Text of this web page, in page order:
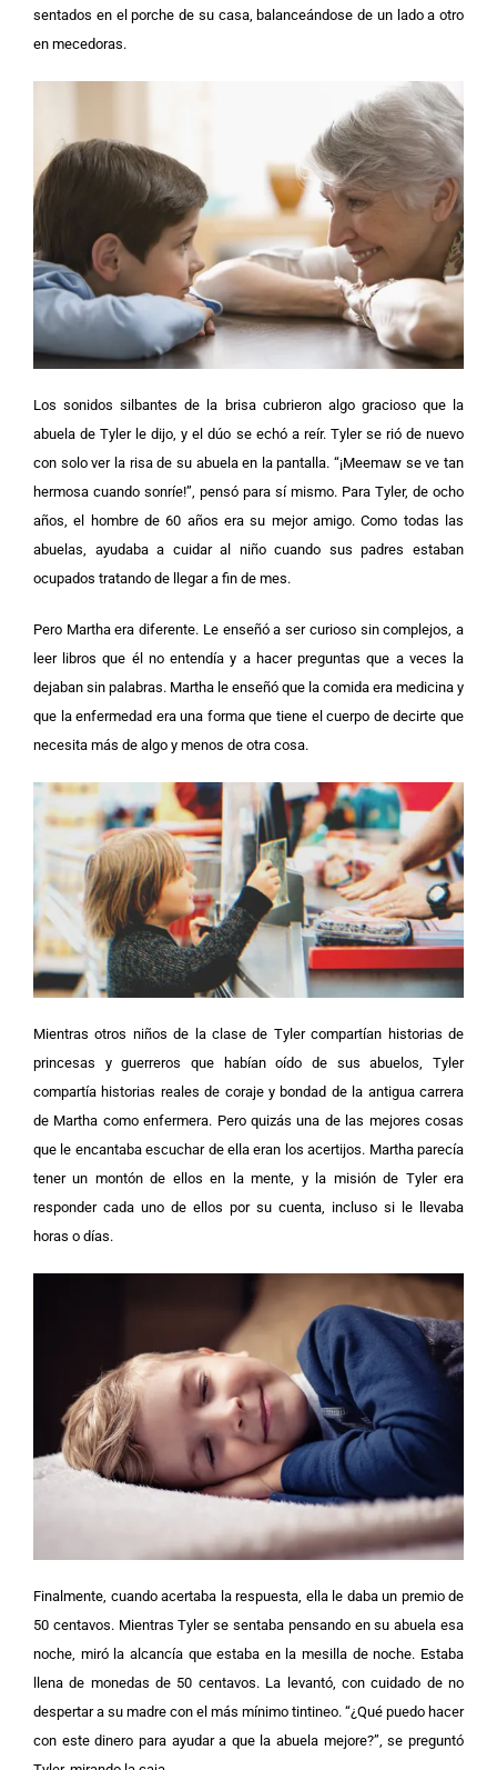
sentados en el porche de su casa, balanceándose de un lado a otro
en mecedoras.
Los sonidos silbantes de la brisa cubrieron algo gracioso que la
abuela de Tyler le dijo, y el dúo se echó a reír. Tyler se rió de nuevo
con solo ver la risa de su abuela en la pantalla.“¡Meemaw se ve tan
hermosa cuando sonríe!”, pensó para sí mismo. Para Tyler, de ocho
años, el hombre de 60 años era su mejor amigo. Como todas las
abuelas, ayudaba a cuidar al niño cuando sus padres estaban
ocupados tratando de llegar a fin de mes.
Pero Martha era diferente. Le enseñó a ser curioso sin complejos, a
leer libros que él no entendía y a hacer preguntas que a veces la
dejaban sin palabras. Martha le enseñó que la comida era medicina y
que la enfermedad era una forma que tiene el cuerpo de decirte que
necesita más de algo y menos de otra cosa.
Mientras otros niños de la clase de Tyler compartían historias de
princesas y guerreros que habían oído de sus abuelos, Tyler
compartía historias reales de coraje y bondad de la antigua carrera
de Martha como enfermera. Pero quizás una de las mejores cosas
que le encantaba escuchar de ella eran los acertijos. Martha parecía
tener un montón de ellos en la mente, y la misión de Tyler era
responder cada uno de ellos por su cuenta, incluso si le llevaba
horas o días.
Finalmente, cuando acertaba la respuesta, ella le daba un premio de
50 centavos. Mientras Tyler se sentaba pensando en su abuela esa
noche, miró la alcancía que estaba en la mesilla de noche. Estaba
llena de monedas de 50 centavos. La levantó, con cuidado de no
despertar a su madre con el más mínimo tintineo. “¿Qué puedo hacer
con este dinero para ayudar a que la abuela mejore?”, se preguntó